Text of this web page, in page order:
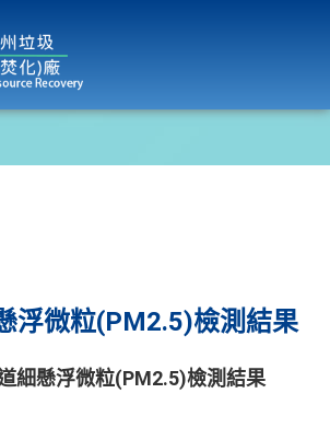
浮微粒(PM2.5)檢測結果
細懸浮微粒(PM2.5)檢測結果